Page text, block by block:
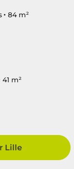
84 m²
41 m²
Lille